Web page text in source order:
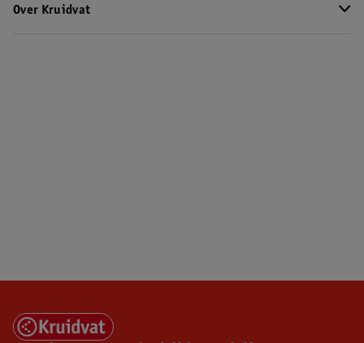
Over Kruidvat